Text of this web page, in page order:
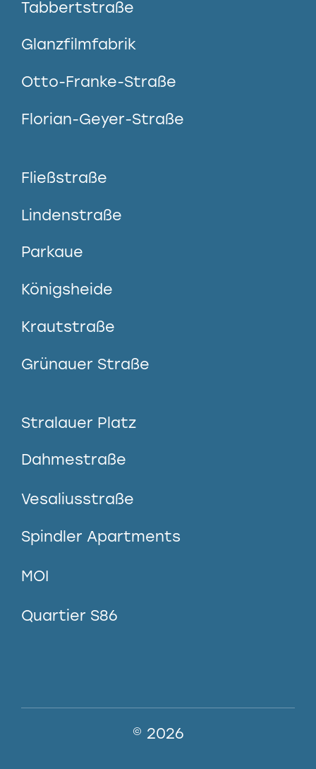
Tabbertstraße
Glanzfilmfabrik
Otto-Franke-Straße
Florian-Geyer-Straße
Fließstraße
Lindenstraße
Parkaue
Königsheide
Krautstraße
Grünauer Straße
Stralauer Platz
Dahmestraße
Vesaliusstraße
Spindler Apartments
MOI
Quartier S86
© 2026